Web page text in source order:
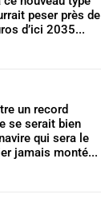
peser près de
d’ici 2035...
un record
se serait bien
qui sera le
jamais monté...